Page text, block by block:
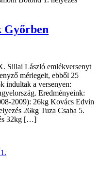
Győrben
Sillai László emlékversenyt
mérlegelt, ebből 25
indultak a versenyen:
Eredményeink:
2009): 26kg Kovács Edvin
26kg Tuza Csaba 5.
32kg […]